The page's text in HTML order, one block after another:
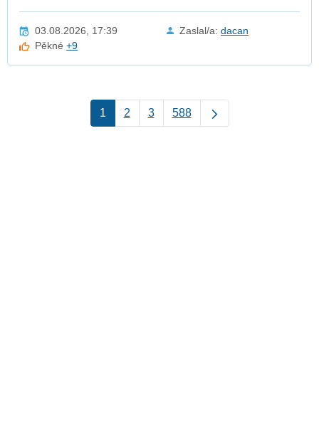
03.08.2026, 17:39 Zaslal/a: dacan
Pěkné+9
1 2 3 588